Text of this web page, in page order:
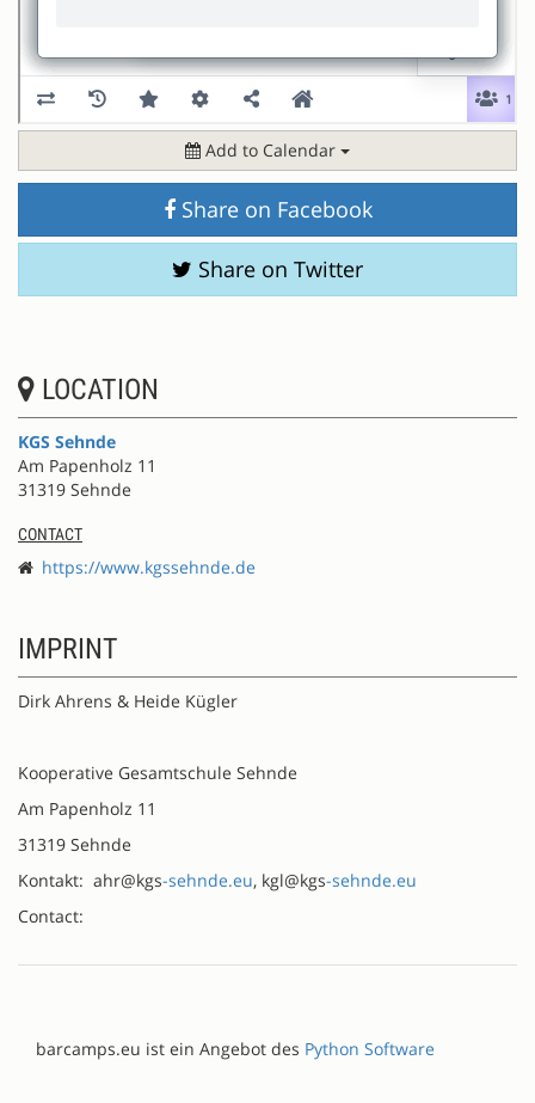
Add to Calendar
Share on Facebook
Share on Twitter
LOCATION
KGS Sehnde
Am Papenholz 11
31319 Sehnde
CONTACT
https://www.kgssehnde.de
IMPRINT
Dirk Ahrens & Heide Kügler
Kooperative Gesamtschule Sehnde
Am Papenholz 11
31319 Sehnde
Kontakt: ahr@kgs-sehnde.eu, kgl@kgs-sehnde.eu
Contact:
barcamps.eu ist ein Angebot des Python Software